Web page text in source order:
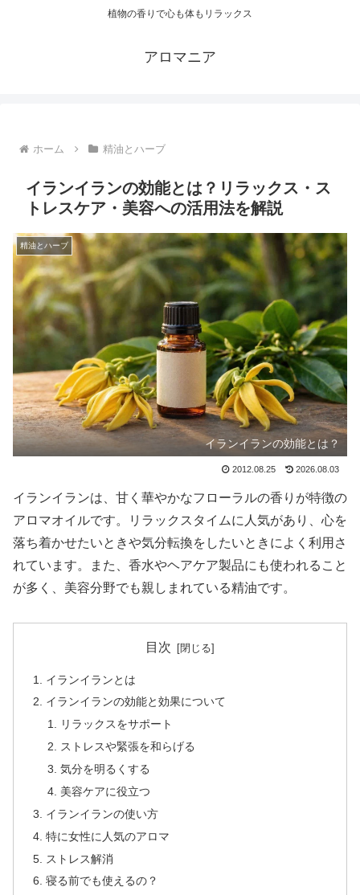
植物の香りで心も体もリラックス
アロマニア
ホーム 精油とハーブ
イランイランの効能とは？リラックス・ス
トレスケア・美容への活用法を解説
精油とハーブ
イランイランの効能とは？
2012.08.25 2026.08.03
イランイランは、甘く華やかなフローラルの香りが特徴の
アロマオイルです。リラックスタイムに人気があり、心を
落ち着かせたいときや気分転換をしたいときによく利用さ
れています。また、香水やヘアケア製品にも使われること
が多く、美容分野でも親しまれている精油です。
目次
イランイランとは
イランイランの効能と効果について
リラックスをサポート
ストレスや緊張を和らげる
気分を明るくする
美容ケアに役立つ
イランイランの使い方
特に女性に人気のアロマ
ストレス解消
寝る前でも使えるの？